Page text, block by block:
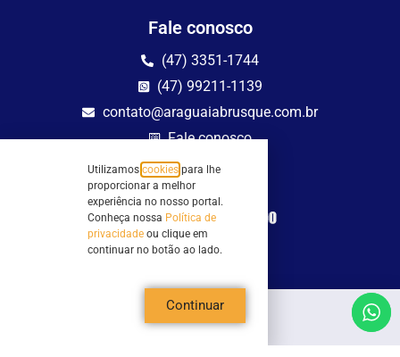
Fale conosco
(47) 3351-1744
(47) 99211-1139
contato@araguaiabrusque.com.br
Fale conosco
Site seguro
Todos os direitos reservados - Sociedade Rádio Araguaia de Brusque Ltda -
Mathilde Hoffmann, 66 - Centro II, Brusque, SC - 88353-120 - Centro Comercial
Utilizamos cookies para lhe
proporcionar a melhor
experiência no nosso portal.
Conheça nossa Política de
privacidade ou clique em
continuar no botão ao lado.
Continuar